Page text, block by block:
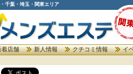
千葉・埼玉・関東エリア
着店舗 新人情報 クチコミ情報 イ